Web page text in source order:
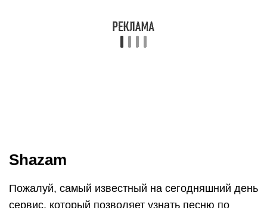
отрывку. Он представляет собой приложение
для мобильных устройств на базе iOS и Android